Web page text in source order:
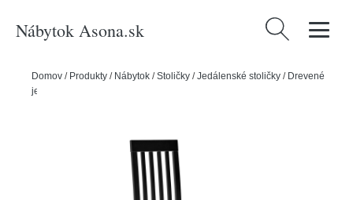
Nábytok Asona.sk Hľadať:
Domov / Produkty / Nábytok /Stoličky /Jedálenské stoličky / Drevené
jedálenské stoličky